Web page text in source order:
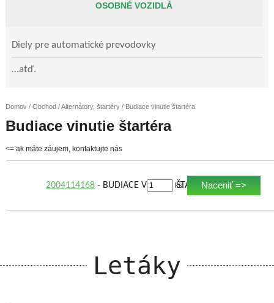
OSOBNÉ VOZIDLÁ
Diely pre automatické prevodovky
…atď.
Domov/ Obchod/Alternátory, štartéry/ Budiace vinutie štartéra
Budiace vinutie štartéra
<= ak máte záujem, kontaktujte nás
2004114168 - BUDIACE VINUTIE ŠTARTÉRA
ks Naceniť =>
Letáky